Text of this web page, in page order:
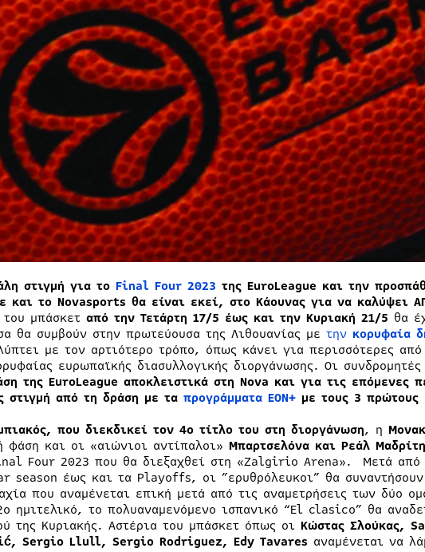
στιγμή για το Final Four 2023 της EuroLeague και την
και το Novasports θα είναι εκεί, στο Κάουνας για να καλύψει
μπάσκετ από την Τετάρτη 17/5 έως και την Κυριακή 21/5 θα
θα συμβούν στην πρωτεύουσα της Λιθουανίας με την κορυφαία
με τον αρτιότερο τρόπο, όπως κάνει για περισσότερες
ευρωπαϊκής διασυλλογικής διοργάνωσης. Οι συνδρομητές
της EuroLeague αποκλειστικά στη Νova και για τις επόμενες
στιγμή από τη δράση με τα προγράμματα ΕΟΝ+με τους 3 πρώτους
που διεκδικεί τον 4ο τίτλο του στη διοργάνωση, η
φάση και οι «αιώνιοι αντίπαλοι» Μπαρτσελόνα και Ρεάλ
Four 2023 που θα διεξαχθεί στη «Zalgirio Arena». Μετά από
season έως και τα Playoffs, οι ”ερυθρόλευκοι” θα
που αναμένεται επική μετά από τις αναμετρήσεις των δύο
ημιτελικό, το πολυαναμενόμενο ισπανικό “El clasico” θα
της Κυριακής. Αστέρια του μπάσκετ όπως οι Κώστας Σλούκας,
Sergio Llull, Sergio Rodriguez, Edy Tavares αναμένεται να